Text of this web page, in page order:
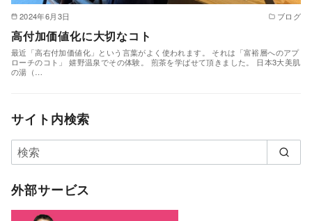
2024年6月3日 ブログ
高付加価値化に大切なコト
最近「高右付加価値化」という言葉がよく使われます。 それは「富裕層へのアプ
ローチのコト」 嬉野温泉でその体験。 煎茶を学ばせて頂きました。 日本3大美肌
の湯（…
サイト内検索
外部サービス